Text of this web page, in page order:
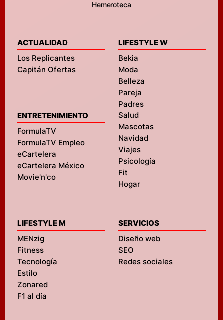
Hemeroteca
ACTUALIDAD
Los Replicantes
Capitán Ofertas
ENTRETENIMIENTO
FormulaTV
FormulaTV Empleo
eCartelera
eCartelera México
Movie'n'co
LIFESTYLE W
Bekia
Moda
Belleza
Pareja
Padres
Salud
Mascotas
Navidad
Viajes
Psicología
Fit
Hogar
LIFESTYLE M
MENzig
Fitness
Tecnología
Estilo
Zonared
F1 al día
SERVICIOS
Diseño web
SEO
Redes sociales